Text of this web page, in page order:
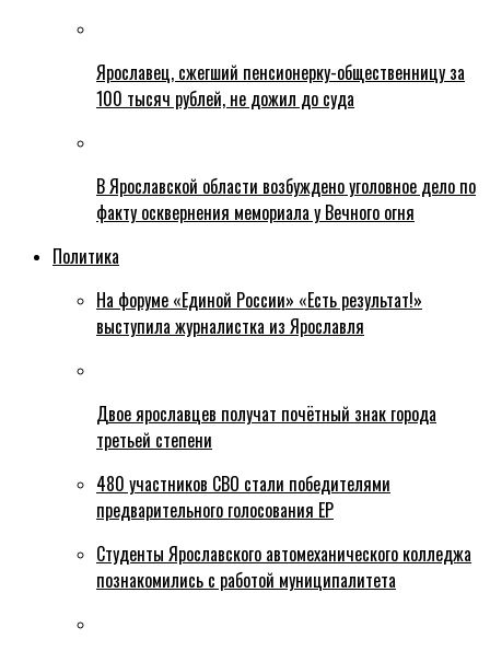
Ярославец, сжегший пенсионерку-общественницу за
100 тысяч рублей, не дожил до суда
В Ярославской области возбуждено уголовное дело по
факту осквернения мемориала у Вечного огня
Политика
На форуме «Единой России» «Есть результат!»
выступила журналистка из Ярославля
Двое ярославцев получат почётный знак города
третьей степени
480 участников СВО стали победителями
предварительного голосования ЕР
Студенты Ярославского автомеханического колледжа
познакомились с работой муниципалитета